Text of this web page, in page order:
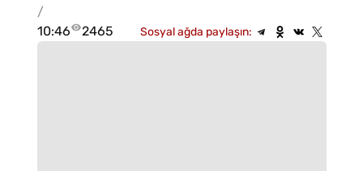
/
10:46
2465 Sosyal ağda paylaşın: